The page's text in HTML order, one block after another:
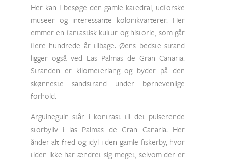
Her kan I besøge den gamle katedral, udforske
museer og interessante kolonikvarterer. Her
emmer en fantastisk kultur og historie, som går
flere hundrede år tilbage. Øens bedste strand
ligger også ved Las Palmas de Gran Canaria.
Stranden er kilometerlang og byder på den
skønneste sandstrand under børnevenlige
forhold.
Arguineguin står i kontrast til det pulserende
storbyliv i las Palmas de Gran Canaria. Her
ånder alt fred og idyl i den gamle fiskerby, hvor
tiden ikke har ændret sig meget, selvom der er